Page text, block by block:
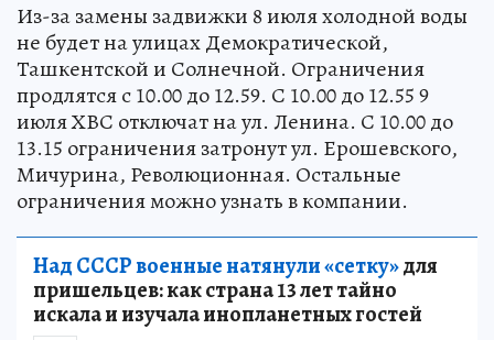
Из-за замены задвижки 8 июля холодной воды
не будет на улицах Демократической,
Ташкентской и Солнечной. Ограничения
продлятся с 10.00 до 12.59. С 10.00 до 12.55 9
июля ХВС отключат на ул. Ленина. С 10.00 до
13.15 ограничения затронут ул. Ерошевского,
Мичурина, Революционная. Остальные
ограничения можно узнать в компании.
Над СССР военные натянули «сетку»для
пришельцев: как страна 13 лет тайно
искала и изучала инопланетных гостей